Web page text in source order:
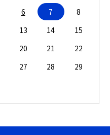
6 7
8
13 14
15
20 21
22
27 28
29